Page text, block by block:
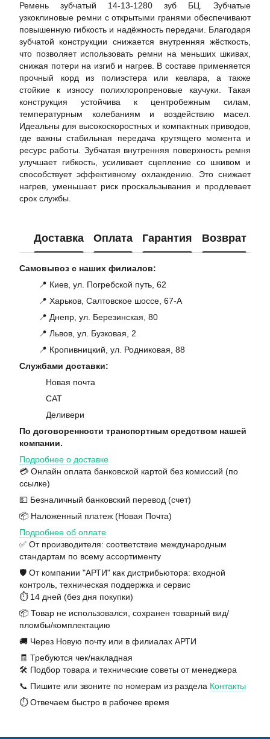
Ремень зубчатый 14-13-1280 зуб БЦ. Зубчатые
узкоклиновые ремни с открытыми гранями обеспечивают
повышенную гибкость и надёжность передачи. Благодаря
зубчатой конструкции снижается внутренняя жёсткость,
что позволяет использовать ремни на меньших шкивах,
снижая потери на изгиб и нагрев. В составе применяется
прочный корд из полиэстера или кевлара, а также
стойкие к износу полихлоропреновые каучуки. Такая
конструкция устойчива к центробежным силам,
температурным колебаниям и воздействию масел.
Идеальны для высокоскоростных и компактных приводов,
где важны стабильная передача крутящего момента и
ресурс работы. Зубчатая внутренняя поверхность ремня
улучшает гибкость, усиливает сцепление со шкивом и
способствует эффективному охлаждению. Это снижает
нагрев, уменьшает риск проскальзывания и продлевает
срок службы.
Доставка Оплата Гарантия Возврат
Самовывоз с наших филиалов:
📍 Киев, ул. Погребской путь, 62
📍 Харьков, Салтовское шоссе, 67-А
📍 Днепр, ул. Березинская, 80
📍 Львов, ул. Бузковая, 2
📍 Кропивницкий, ул. Родниковая, 88
Службами доставки:
Новая почта
САТ
Деливери
По договоренности транспортным средством нашей
компании.
Подробнее о доставке
💳 Онлайн оплата банковской картой без комиссий (по
ссылке)
💵 Безналичный банковский перевод (счет)
📦 Наложенный платеж (Новая Почта)
Подробнее об оплате
✅ От производителя: соответствие международным
стандартам по всему ассортименту
🛡️ От компании "АРТИ" как дистрибьютора: входной
контроль, техническая поддержка и сервис
⏱️ 14 дней (без дня покупки)
📦 Товар не использовался, сохранен товарный вид/
пломбы/комплектацию
🚚 Через Новую почту или в филиалах АРТИ
🧾 Требуются чек/накладная
🛠️ Подбор товара и технические советы от менеджера
📞 Пишите или звоните по номерам из раздела Контакты
⏱️ Отвечаем быстро в рабочее время